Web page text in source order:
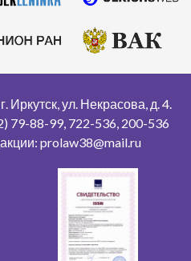
Иркутск, ул. Некрасова, д. 4.
79-88-99, 722-536, 200-536
prolaw38@mail.ru